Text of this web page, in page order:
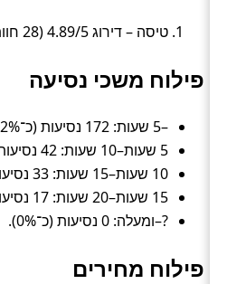
טיסה – דירוג 4.89/5 (28 חוות דעת).
פילוח משכי נסיעה
–5 שעות: 172 נסיעות (כ־62%).
5 שעות–10 שעות: 42 נסיעות (כ־15%).
10 שעות–15 שעות: 33 נסיעות (כ־12%).
15 שעות–20 שעות: 17 נסיעות (כ־6%).
?–ומעלה: 0 נסיעות (כ־0%).
פילוח מחירים